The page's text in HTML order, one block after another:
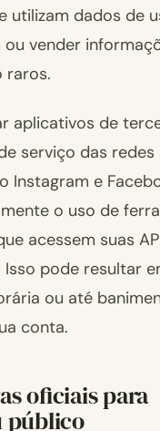
utilizam dados de
vender
raros.
aplicativos de
serviço das redes
Instagram e
o uso de
acessem suas
pode resultar
ou até
conta.
oficiais para
público